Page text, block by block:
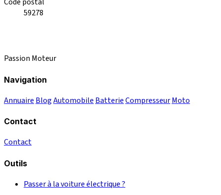
59278
Passion Moteur
Navigation
Annuaire BlogAutomobile BatterieCompresseurMoto
Contact
Contact
Outils
Passer à la voiture électrique ?